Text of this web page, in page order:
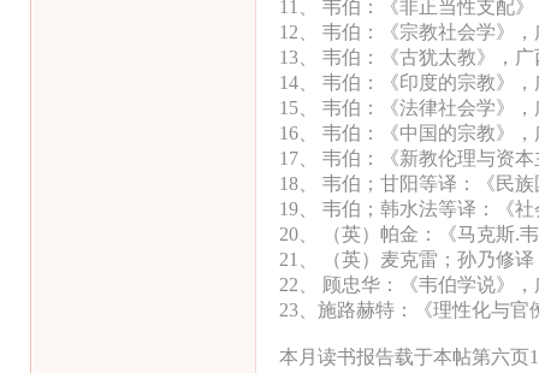
11、 韦伯：《非正当性支配
12、 韦伯：《宗教社会学》
13、 韦伯：《古犹太教》，
14、 韦伯：《印度的宗教》
15、 韦伯：《法律社会学》
16、 韦伯：《中国的宗教》
17、 韦伯：《新教伦理与资
18、 韦伯；甘阳等译：《民
19、 韦伯；韩水法等译：《
20、 （英）帕金：《马克斯.
21、 （英）麦克雷；孙乃修
22、 顾忠华：《韦伯学说》
23、施路赫特：《理性化与官
本月读书报告载于本帖第六页